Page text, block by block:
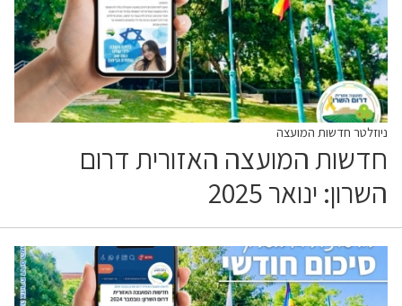
ניוזלטר חדשות המועצה
חדשות המועצה האזורית דרום
השרון: ינואר 2025